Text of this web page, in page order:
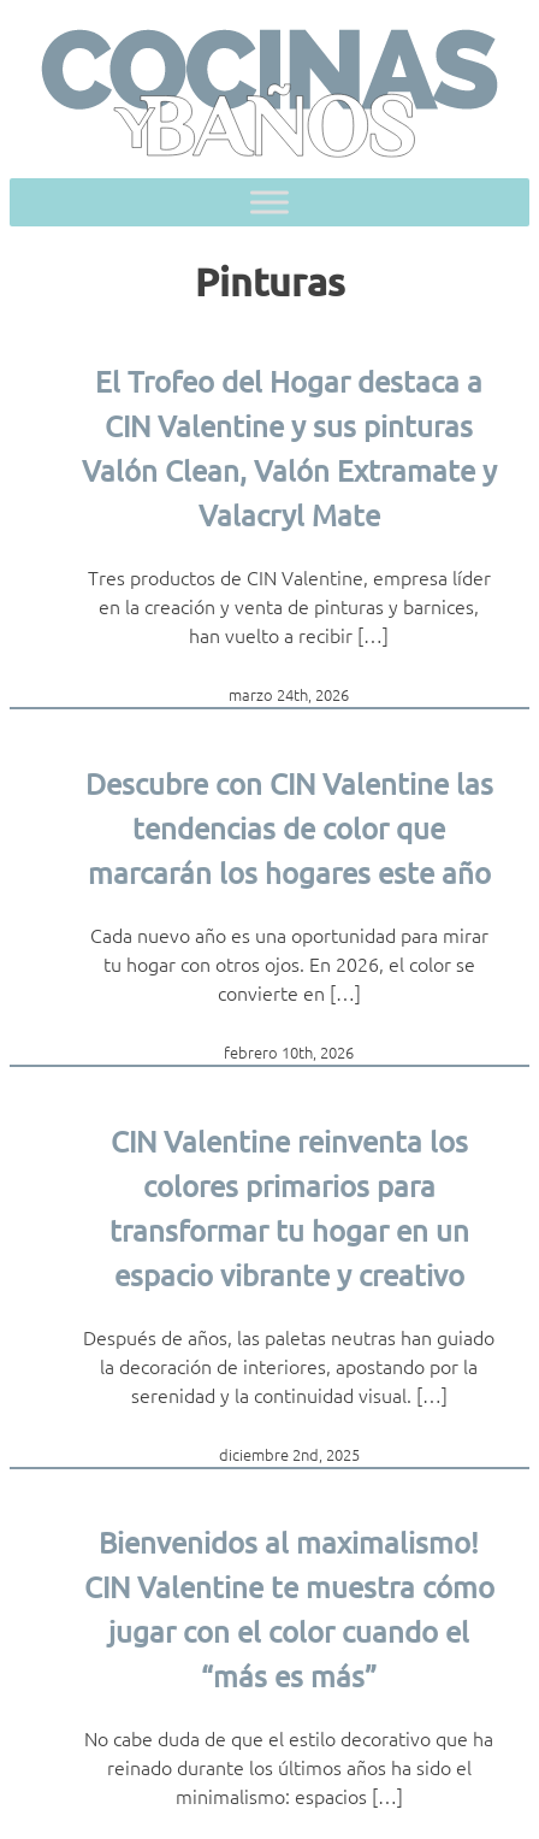
content
Pinturas
El Trofeo del Hogar destaca a
CIN Valentine y sus pinturas
Valón Clean, Valón Extramate y
Valacryl Mate
Tres productos de CIN Valentine, empresa líder
en la creación y venta de pinturas y barnices,
han vuelto a recibir […]
marzo 24th, 2026
Descubre con CIN Valentine las
tendencias de color que
marcarán los hogares este año
Cada nuevo año es una oportunidad para mirar
tu hogar con otros ojos. En 2026, el color se
convierte en […]
febrero 10th, 2026
CIN Valentine reinventa los
colores primarios para
transformar tu hogar en un
espacio vibrante y creativo
Después de años, las paletas neutras han guiado
la decoración de interiores, apostando por la
serenidad y la continuidad visual. […]
diciembre 2nd, 2025
Bienvenidos al maximalismo!
CIN Valentine te muestra cómo
jugar con el color cuando el
“más es más”
No cabe duda de que el estilo decorativo que ha
reinado durante los últimos años ha sido el
minimalismo: espacios […]